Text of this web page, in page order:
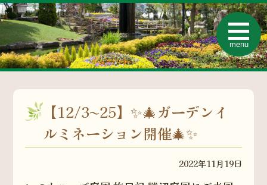
t
o
g
g
l
e
n
menu
【12/3〜25】✨🎄ガーデンイ
ルミネーション開催🎄✨
2022年11月19日